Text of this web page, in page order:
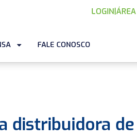
LOGIN |
FALE CONOSCO
distribuidora de